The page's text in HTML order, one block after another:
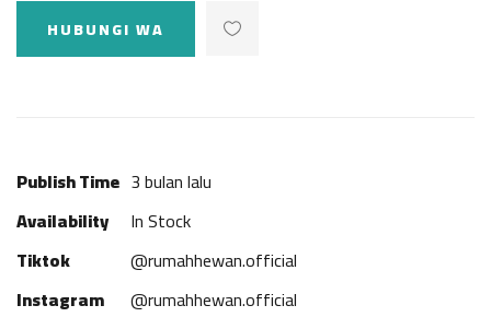
HUBUNGI WA
Publish Time 3 bulan lalu
Availability
In Stock
Tiktok
@rumahhewan.official
Instagram
@rumahhewan.official